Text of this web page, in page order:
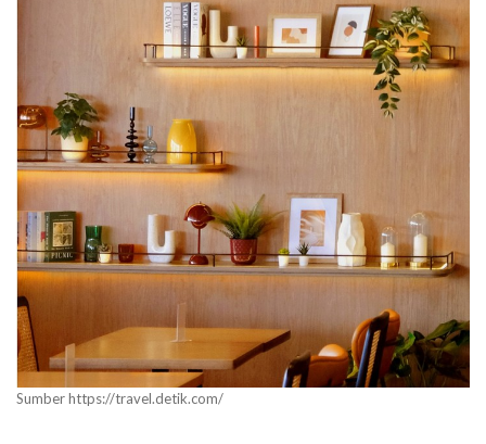
Sumber https://travel.detik.com/